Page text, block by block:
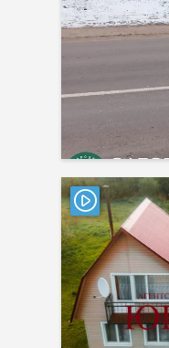
По
большая
По площади:
По площади: